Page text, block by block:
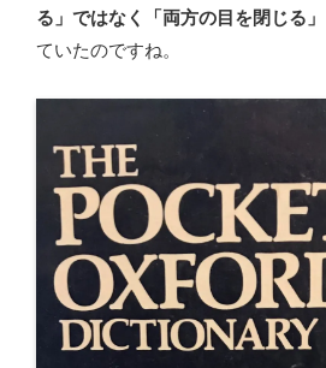
る」ではなく「両方の目を閉じる」
ていたのですね。